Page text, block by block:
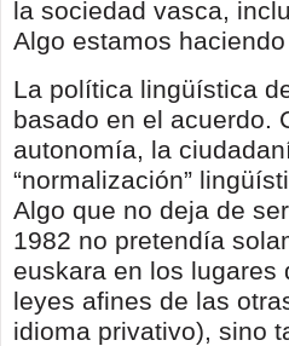
la sociedad vasca,
Algo estamos
La política lingüística
basado en el acuerdo.
autonomía, la
“normalización”
Algo que no deja de
1982 no pretendía
euskara en los
leyes afines de las
idioma privativo), sino